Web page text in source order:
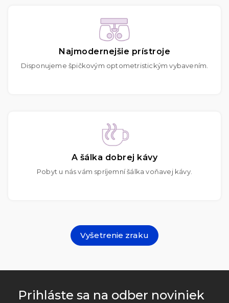
Najmodernejšie prístroje
Disponujeme špičkovým optometristickým vybavením.
A šálka dobrej kávy
Pobyt u nás vám spríjemní šálka voňavej kávy.
Vyšetrenie zraku
Prihláste sa na odber noviniek